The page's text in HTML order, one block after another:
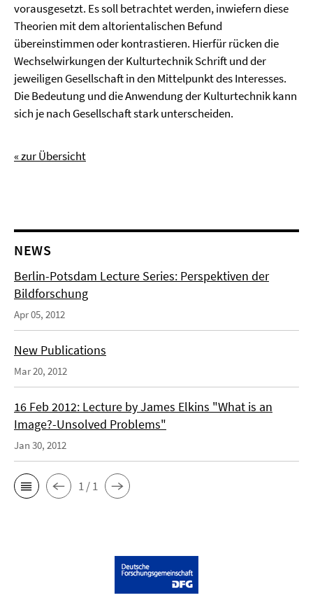
vorausgesetzt. Es soll betrachtet werden, inwiefern diese
Theorien mit dem altorientalischen Befund
übereinstimmen oder kontrastieren. Hierfür rücken die
Wechselwirkungen der Kulturtechnik Schrift und der
jeweiligen Gesellschaft in den Mittelpunkt des Interesses.
Die Bedeutung und die Anwendung der Kulturtechnik kann
sich je nach Gesellschaft stark unterscheiden.
« zur Übersicht
NEWS
Berlin-Potsdam Lecture Series: Perspektiven der
Bildforschung
Apr 05, 2012
New Publications
Mar 20, 2012
16 Feb 2012: Lecture by James Elkins "What is an
Image?-Unsolved Problems"
Jan 30, 2012
1 / 1